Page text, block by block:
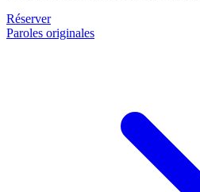
Réserver
Paroles originales